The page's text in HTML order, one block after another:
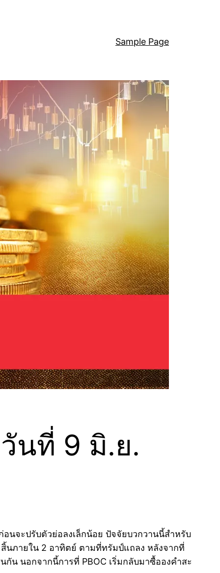
Sample Page
นที่ 9 มิ.ย.
นจะปรับตัวย่อลงเล็กน้อย ปัจจัยบวกวานนี้สำหรับ
สิ้นภายใน 2 อาทิตย์ ตามที่ทรัมป์แถลง หลังจากที่
น นอกจากนี้การที่ PBOC เริ่มกลับมาซื้อองคำสะ